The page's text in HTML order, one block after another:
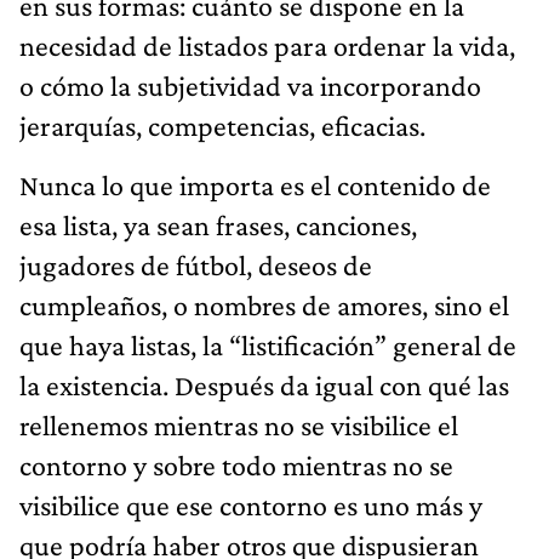
necesidad de listados para ordenar la vida,
o cómo la subjetividad va incorporando
jerarquías, competencias, eficacias.
Nunca lo que importa es el contenido de
esa lista, ya sean frases, canciones,
jugadores de fútbol, deseos de
cumpleaños, o nombres de amores, sino el
que haya listas, la “listificación” general de
la existencia. Después da igual con qué las
rellenemos mientras no se visibilice el
contorno y sobre todo mientras no se
visibilice que ese contorno es uno más y
que podría haber otros que dispusieran